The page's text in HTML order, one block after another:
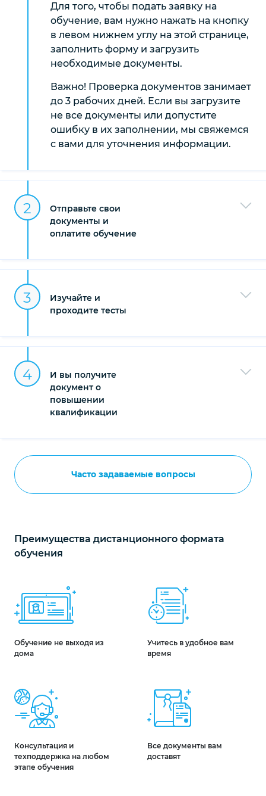
Для того, чтобы подать заявку на
обучение, вам нужно нажать на кнопку
в левом нижнем углу на этой странице,
заполнить форму и загрузить
необходимые документы.
Важно! Проверка документов занимает
до 3 рабочих дней. Если вы загрузите
не все документы или допустите
ошибку в их заполнении, мы свяжемся
с вами для уточнения информации.
2
Отправьте свои
документы и
оплатите обучение
3
Изучайте и
проходите тесты
4
И вы получите
документ о
повышении
квалификации
Часто задаваемые вопросы
Преимущества дистанционного формата
обучения
Обучение не выходя из
дома
Учитесь в удобное вам
время
Консультация и
техподдержка на любом
этапе обучения
Все документы вам
доставят